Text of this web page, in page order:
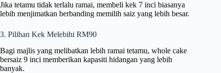
Jika tetamu tidak terlalu ramai, membeli kek 7 inci biasanya
lebih menjimatkan berbanding memilih saiz yang lebih besar.
3. Pilihan Kek Melebihi RM90
Bagi majlis yang melibatkan lebih ramai tetamu, whole cake
bersaiz 9 inci memberikan kapasiti hidangan yang lebih
banyak.